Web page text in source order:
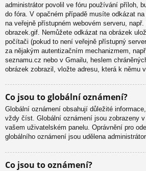
administrátor povolil ve fóru používání příloh,
do fóra. V opačném případě musíte odkázat
na veřejně přístupném webovém serveru,
obrazek.gif. Nemůžete odkázat na obrázek
počítači (pokud to není veřejně přístupný
za nějakým autentizačním mechanizmem,
seznamu.cz nebo v Gmailu, heslem
obrázek zobrazil, vložte adresu, která k němu
Co jsou to globální oznámení?
Globální oznámení obsahují důležité
vždy číst. Globální oznámení jsou zobrazeny
vašem uživatelském panelu. Oprávnění pro
globálního oznámení jsou udělena
Co jsou to oznámení?